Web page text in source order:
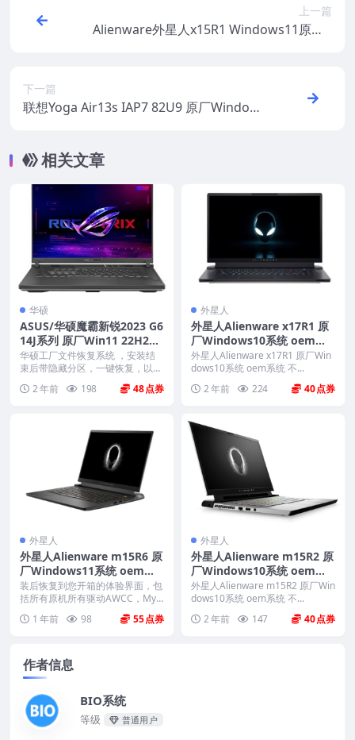
上一篇
Alienware外星人x15R1 Windows11原厂o
下一篇
联想Yoga Air13s IAP7 82U9 原厂Windows
相关文章
华硕
ASUS/华硕魔霸新锐2023 G6
14J系列 原厂Win11 22H2系
统 工厂模式 带ASUS Recove
ry恢复功能
华硕工厂文件恢复系统 ，安装结
束后带隐藏分区，一键恢复，以及
2 年前 198 48
外星人
外星人Alienware x17R1 原
厂Windows10系统 oem系
统 不带F12一键还原
外星人Alienware x17R1 原厂Win
dows10系统 oem系统 不...
2 年前
224 40
外星人
外星人Alienware m15R6 原
厂Windows11系统 oem系
统 带F12 SupportAssist OS
Recovery恢复
装后恢复到您开箱的体验界面，包
括所有原机所有驱动AWCC，Myd
1 年前 98 55
外星人
外星人Alienware m15R2 原
厂Windows10系统 oem系
统 不带F12一键还原
外星人Alienware m15R2 原厂Win
dows10系统 oem系统 不...
2 年前
147 40
作者信息
BIO系统
等级 普通用户